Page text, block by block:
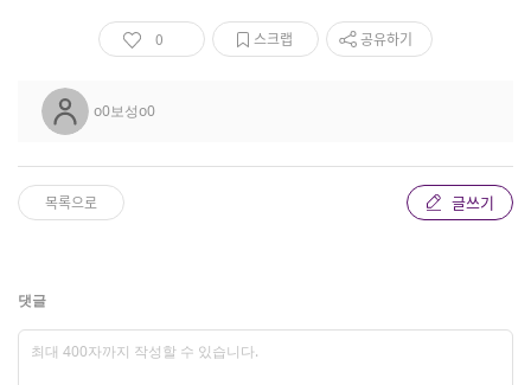
0 스크랩 공유하기
o0보성o0
목록으로 글쓰기
댓글